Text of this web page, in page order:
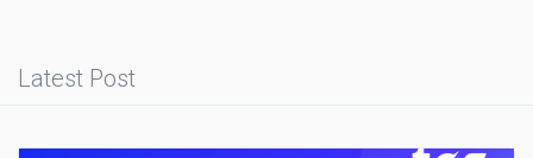
Latest Post